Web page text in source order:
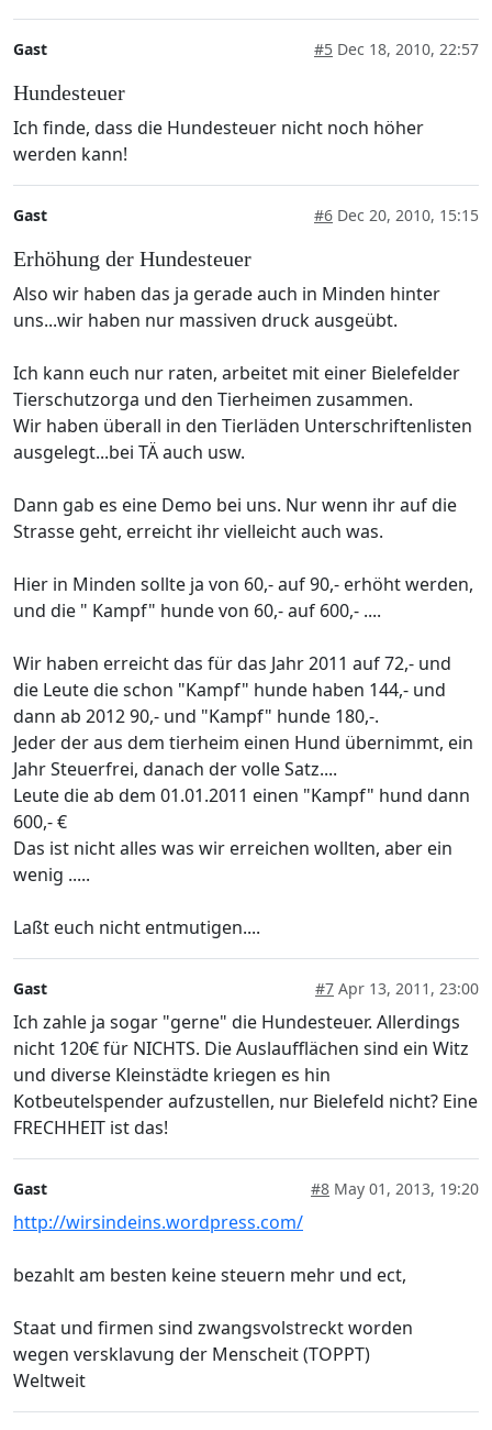
Gast #5 Dec 18, 2010, 22:57
Hundesteuer
Ich finde, dass die Hundesteuer nicht noch höher
werden kann!
Gast #6 Dec 20, 2010, 15:15
Erhöhung der Hundesteuer
Also wir haben das ja gerade auch in Minden hinter
uns...wir haben nur massiven druck ausgeübt.
Ich kann euch nur raten, arbeitet mit einer Bielefelder
Tierschutzorga und den Tierheimen zusammen.
Wir haben überall in den Tierläden Unterschriftenlisten
ausgelegt...bei TÄ auch usw.
Dann gab es eine Demo bei uns. Nur wenn ihr auf die
Strasse geht, erreicht ihr vielleicht auch was.
Hier in Minden sollte ja von 60,- auf 90,- erhöht werden,
und die " Kampf" hunde von 60,- auf 600,- ....
Wir haben erreicht das für das Jahr 2011 auf 72,- und
die Leute die schon "Kampf" hunde haben 144,- und
dann ab 2012 90,- und "Kampf" hunde 180,-.
Jeder der aus dem tierheim einen Hund übernimmt, ein
Jahr Steuerfrei, danach der volle Satz....
Leute die ab dem 01.01.2011 einen "Kampf" hund dann
600,- €
Das ist nicht alles was wir erreichen wollten, aber ein
wenig .....
Laßt euch nicht entmutigen....
Gast #7 Apr 13, 2011, 23:00
Ich zahle ja sogar "gerne" die Hundesteuer. Allerdings
nicht 120€ für NICHTS. Die Auslaufflächen sind ein Witz
und diverse Kleinstädte kriegen es hin
Kotbeutelspender aufzustellen, nur Bielefeld nicht? Eine
FRECHHEIT ist das!
Gast #8 May 01, 2013, 19:20
http://wirsindeins.wordpress.com/
bezahlt am besten keine steuern mehr und ect,
Staat und firmen sind zwangsvolstreckt worden
wegen versklavung der Menscheit (TOPPT)
Weltweit